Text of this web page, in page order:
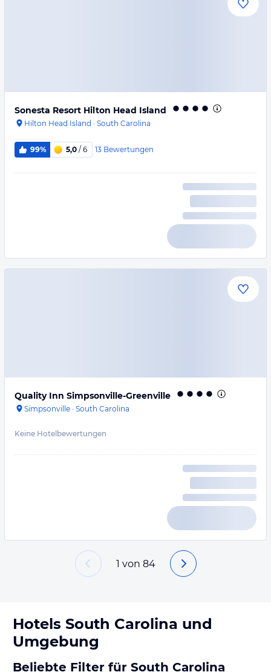
Sonesta Resort Hilton Head Island
Hilton Head Island · South Carolina
99% 5,0 / 6 13 Bewertungen
Quality Inn Simpsonville-Greenville
Simpsonville · South Carolina
Keine Hotelbewertungen
1 von 84
Hotels South Carolina und
Umgebung
Beliebte Filter für South Carolina